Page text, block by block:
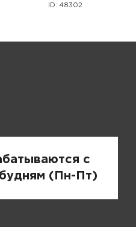
ID: 48302
с
(Пн-Пт)